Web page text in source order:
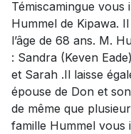
Témiscamingue
Hummel de Kipawa.
l’âge de 68 ans. M.
: Sandra (Keven
et Sarah .Il laisse
épouse de Don et
de même que
famille Hummel vous